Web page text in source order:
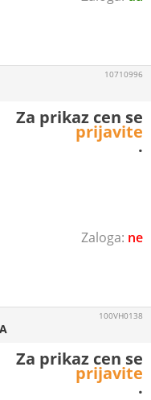
ne
10710996
Za prikaz cen se
prijavite
.
100VH0138
Za prikaz cen se
prijavite
.